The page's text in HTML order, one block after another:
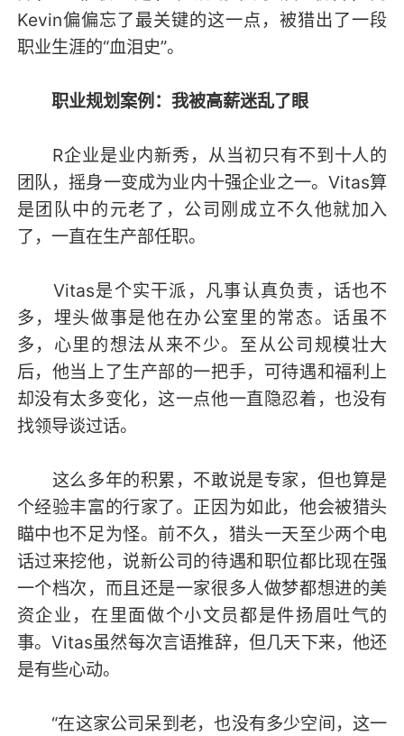
Kevin偏偏忘了最关键的这一点，被猎出了一段
职业生涯的“血泪史”。
职业规划案例：我被高薪迷乱了眼
R企业是业内新秀，从当初只有不到十人的
团队，摇身一变成为业内十强企业之一。Vitas算
是团队中的元老了，公司刚成立不久他就加入
了，一直在生产部任职。
Vitas是个实干派，凡事认真负责，话也不
多，埋头做事是他在办公室里的常态。话虽不
多，心里的想法从来不少。至从公司规模壮大
后，他当上了生产部的一把手，可待遇和福利上
却没有太多变化，这一点他一直隐忍着，也没有
找领导谈过话。
这么多年的积累，不敢说是专家，但也算是
个经验丰富的行家了。正因为如此，他会被猎头
瞄中也不足为怪。前不久，猎头一天至少两个电
话过来挖他，说新公司的待遇和职位都比现在强
一个档次，而且还是一家很多人做梦都想进的美
资企业，在里面做个小文员都是件扬眉吐气的
事。Vitas虽然每次言语推辞，但几天下来，他还
是有些心动。
“在这家公司呆到老，也没有多少空间，这一